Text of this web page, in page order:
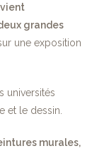
grandes
une exposition
universités
et le dessin.
murales,